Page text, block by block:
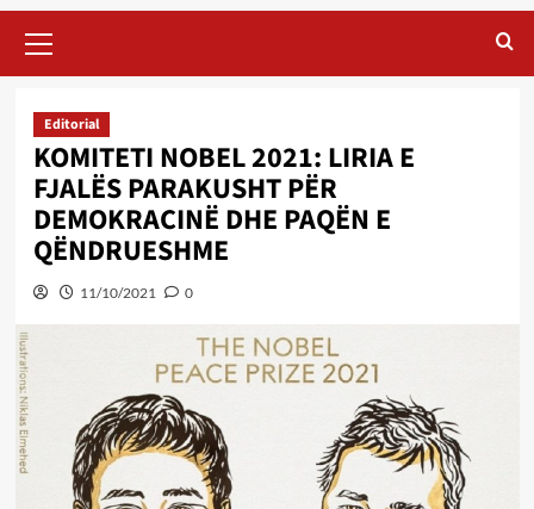
Menu
Editorial
KOMITETI NOBEL 2021: LIRIA E
FJALËS PARAKUSHT PËR
DEMOKRACINË DHE PAQËN E
QËNDRUESHME
11/10/2021 0